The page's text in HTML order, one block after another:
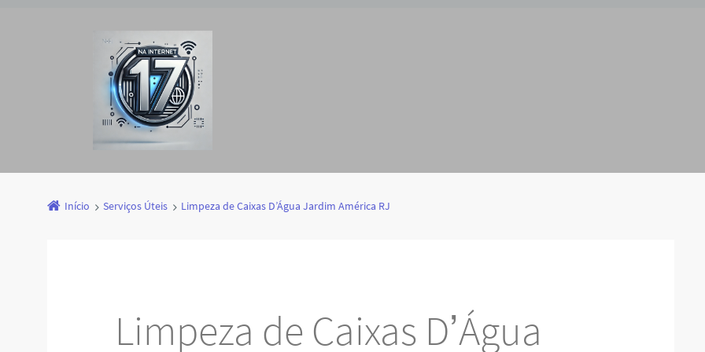
Início Serviços Úteis Limpeza de Caixas D’Água Jardim América RJ
Limpeza de Caixas D’Água